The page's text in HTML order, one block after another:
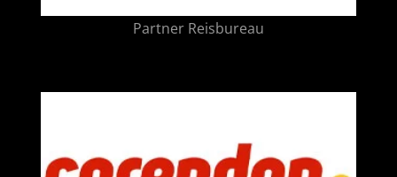
Partner Reisbureau